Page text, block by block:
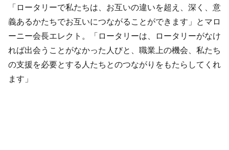
「ロータリーで私たちは、お互いの違いを超え、深く、意
義あるかたちでお互いにつながることができます」とマロ
ーニー会長エレクト。「ロータリーは、ロータリーがなけ
れば出会うことがなかった人びと、職業上の機会、私たち
の支援を必要とする人たちとのつながりをもたらしてくれ
ます」